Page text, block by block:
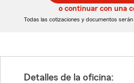
5
dígitos
5
dígitos
o continuar con una
Todas las cotizaciones y documentos
Detalles de la oficina: